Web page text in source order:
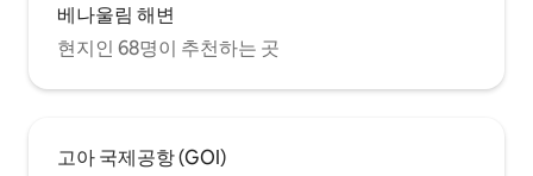
베나울림 해변
현지인 68명이 추천하는 곳
고아 국제공항 (GOI)